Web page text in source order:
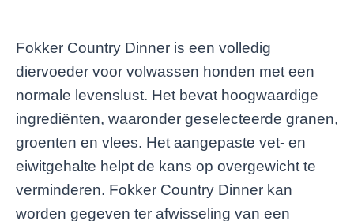
Fokker Country Dinner is een volledig
diervoeder voor volwassen honden met een
normale levenslust. Het bevat hoogwaardige
ingrediënten, waaronder geselecteerde granen,
groenten en vlees. Het aangepaste vet- en
eiwitgehalte helpt de kans op overgewicht te
verminderen. Fokker Country Dinner kan
worden gegeven ter afwisseling van een